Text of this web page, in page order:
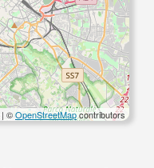
| ©OpenStreetMapcontributors